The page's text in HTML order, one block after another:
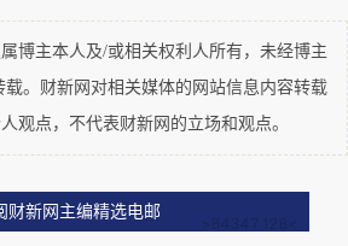
以来的中国社会的确是问题最严重的，
「失了故步」，想「中(伦理)西(逻辑)
这个问题重重与危机十伏的世界表明，
主本人及/或相关权利人所有，未经博主
。财新网对相关媒体的网站信息内容转载
观点，不代表财新网的立场和观点。
财新网主编精选电邮